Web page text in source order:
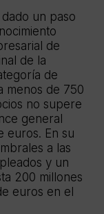
un paso
de
de la
de
menos de 750
no supere
general
euros. En su
a las
y un
200 millones
euros en el